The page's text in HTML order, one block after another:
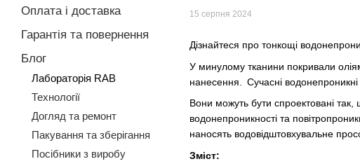
15 серпня 2024
Дізнайтеся про тонкощі
У минулому тканини покривали
нанесення. Сучасні
Вони можуть бути спроектовані
водонепроникності та
наносять водовідштовхувальне
Зміст:
Оплата і доставка
Гарантія та повернення
Блог
Лабораторія RAB
Технології
Догляд та ремонт
Пакування та зберігання
Посібники з виробу